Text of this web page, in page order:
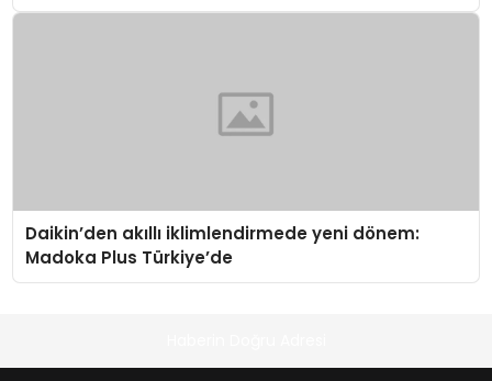
Daikin’den akıllı iklimlendirmede yeni dönem:
Madoka Plus Türkiye’de